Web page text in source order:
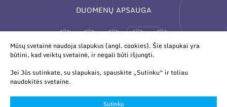
DUOMENŲ APSAUGA
© 2026 Valstybinis mokslinių tyrimų institutas Fizinių ir
technologijos mokslų centras. Duomenys kaupiami ir saugomi
Mūsų svetainė naudoja slapukus (angl. cookies). Šie slapukai yra
būtini, kad veiktų svetainė, ir negali būti išjungti.
Jei Jūs sutinkate, su slapukais, spauskite „Sutinku“ ir toliau
naudokitės svetaine.
Sutinku